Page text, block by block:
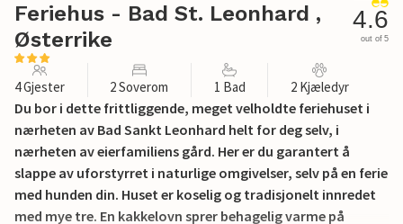
Feriehus - Bad St. Leonhard ,
Østerrike
4.6
out of 5
4 Gjester 2 Soverom 1 Bad 2 Kjæledyr
Du bor i dette frittliggende, meget velholdte feriehuset i
nærheten av Bad Sankt Leonhard helt for deg selv, i
nærheten av eierfamiliens gård. Her er du garantert å
slappe av uforstyrret i naturlige omgivelser, selv på en ferie
med hunden din. Huset er koselig og tradisjonelt innredet
med mye tre. En kakkelovn sprer behagelig varme på